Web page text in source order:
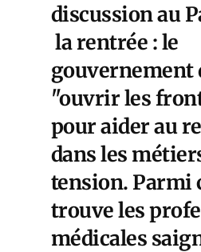
discussion au
la rentrée : le
gouvernement
"ouvrir les
pour aider au
dans les
tension. Parmi
trouve les
médicales